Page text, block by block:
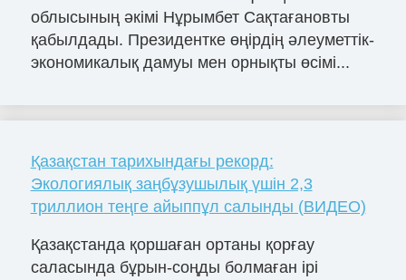
облысының әкімі Нұрымбет Сақтағановты
қабылдады. Президентке өңірдің әлеуметтік-
экономикалық дамуы мен орнықты өсімі...
Қазақстан тарихындағы рекорд:
Экологиялық заңбұзушылық үшін 2,3
триллион теңге айыппұл салынды (ВИДЕО)
Қазақстанда қоршаған ортаны қорғау
саласында бұрын-соңды болмаған ірі